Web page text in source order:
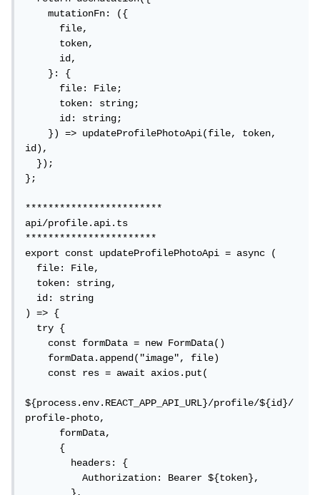
    mutationFn: ({
      file,
      token,
      id,
    }: {
      file: File;
      token: string;
      id: string;
    }) => updateProfilePhotoApi(file, token,
id),
  });
};
************************
api/profile.api.ts
***********************
export const updateProfilePhotoApi = async (
  file: File,
  token: string,
  id: string
) => {
  try {
    const formData = new FormData()
    formData.append("image", file)
    const res = await axios.put(
${process.env.REACT_APP_API_URL}/profile/${id}/
profile-photo,
      formData,
      {
        headers: {
          Authorization: Bearer ${token},